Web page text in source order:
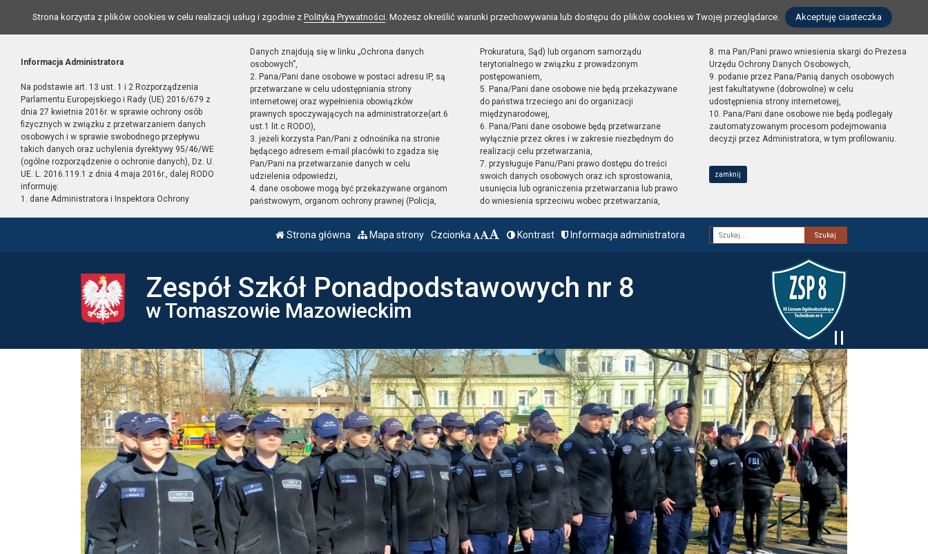
Strona korzysta z plików cookies w celu realizacji usług i zgodnie z Polityką Prywatności. Możesz określić warunki przechowywania lub dostępu do plików cookies w Twojej przeglądarce. Akceptuję ciasteczka
Informacja Administratora
Na podstawie art. 13 ust. 1 i 2 Rozporządzenia
Parlamentu Europejskiego i Rady (UE) 2016/679 z
dnia 27 kwietnia 2016r. w sprawie ochrony osób
fizycznych w związku z przetwarzaniem danych
osobowych i w sprawie swobodnego przepływu
takich danych oraz uchylenia dyrektywy 95/46/WE
(ogólne rozporządzenie o ochronie danych), Dz. U.
UE. L. 2016.119.1 z dnia 4 maja 2016r., dalej RODO
informuję:
1. dane Administratora i Inspektora Ochrony
Danych znajdują się w linku „Ochrona danych
osobowych”,
2. Pana/Pani dane osobowe w postaci adresu IP, są
przetwarzane w celu udostępniania strony
internetowej oraz wypełnienia obowiązków
prawnych spoczywających na administratorze(art.6
ust.1 lit.c RODO),
3. jeżeli korzysta Pan/Pani z odnośnika na stronie
będącego adresem e-mail placówki to zgadza się
Pan/Pani na przetwarzanie danych w celu
udzielenia odpowiedzi,
4. dane osobowe mogą być przekazywane organom
państwowym, organom ochrony prawnej (Policja,
Prokuratura, Sąd) lub organom samorządu
terytorialnego w związku z prowadzonym
postępowaniem,
5. Pana/Pani dane osobowe nie będą przekazywane
do państwa trzeciego ani do organizacji
międzynarodowej,
6. Pana/Pani dane osobowe będą przetwarzane
wyłącznie przez okres i w zakresie niezbędnym do
realizacji celu przetwarzania,
7. przysługuje Panu/Pani prawo dostępu do treści
swoich danych osobowych oraz ich sprostowania,
usunięcia lub ograniczenia przetwarzania lub prawo
do wniesienia sprzeciwu wobec przetwarzania,
8. ma Pan/Pani prawo wniesienia skargi do Prezesa
Urzędu Ochrony Danych Osobowych,
9. podanie przez Pana/Panią danych osobowych
jest fakultatywne (dobrowolne) w celu
udostępnienia strony internetowej,
10. Pana/Pani dane osobowe nie będą podlegały
zautomatyzowanym procesom podejmowania
decyzji przez Administratora, w tym profilowaniu.
zamknij
Strona główna Mapa strony Czcionka Kontrast Informacja administratora
Fraza
Zespół Szkół Ponadpodstawowych nr 8
w Tomaszowie Mazowieckim